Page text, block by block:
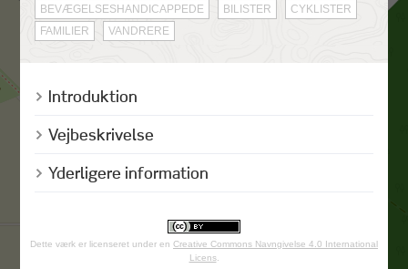
BEVÆGELSESHANDICAPPEDE BILISTER
CYKLISTER
FAMILIER
VANDRERE
Introduktion
Vejbeskrivelse
Yderligere information
Dette værk er licenseret under en Creative Commons Navngivelse 4.0 International
Licens.